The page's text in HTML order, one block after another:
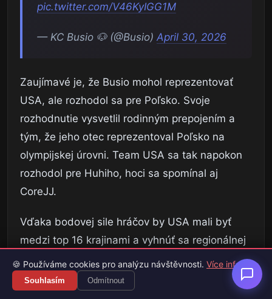
pic.twitter.com/V46KyIGG1M
— KC Busio 🐶 (@Busio) April 30, 2026
Zaujímavé je, že Busio mohol reprezentovať
USA, ale rozhodol sa pre Poľsko. Svoje
rozhodnutie vysvetlil rodinným prepojením a
tým, že jeho otec reprezentoval Poľsko na
olympijskej úrovni. Team USA sa tak napokon
rozhodol pre Huhiho, hoci sa spomínal aj
CoreJJ.
Vďaka bodovej sile hráčov by USA mali byť
medzi top 16 krajinami a vyhnúť sa regionálnej
kvalifikácii. Na main evente môžu patriť medzi
tímy, ktoré budú schopné bojovať o vyššie
🍪 Používáme cookies pro analýzu návštěvnosti. Více info
Souhlasím Odmítnout